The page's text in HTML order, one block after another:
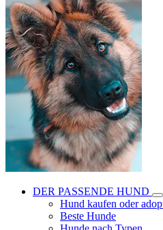
DER PASSENDE HUND
Hund kaufen oder
Beste Hunde